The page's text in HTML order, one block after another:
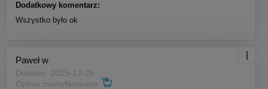
Dodatkowy komentarz:
Wszystko było ok
Paweł w
Dodano: 2025-12-26
Opinia zweryfikowana